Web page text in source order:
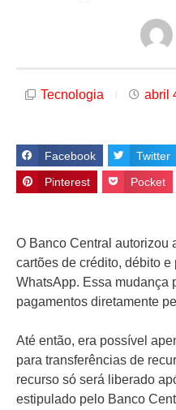
Tecnologia abril
Facebook Twitter
Pinterest Pocket
O Banco Central autorizou
cartões de crédito, débito
WhatsApp. Essa mudança
pagamentos diretamente
Até então, era possível
para transferências de
recurso só será liberado
estipulado pelo Banco